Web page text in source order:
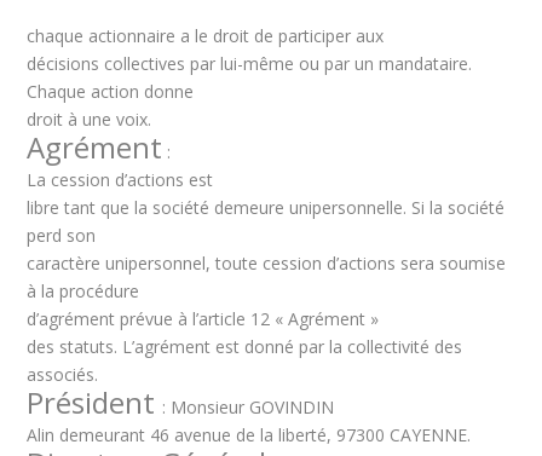
chaque actionnaire a le droit de participer aux
décisions collectives par lui-même ou par un mandataire.
Chaque action donne
droit à une voix.
Agrément :
La cession d’actions est
libre tant que la société demeure unipersonnelle. Si la société
perd son
caractère unipersonnel, toute cession d’actions sera soumise
à la procédure
d’agrément prévue à l’article 12 « Agrément »
des statuts. L’agrément est donné par la collectivité des
associés.
Président : Monsieur GOVINDIN
Alin demeurant 46 avenue de la liberté, 97300 CAYENNE.